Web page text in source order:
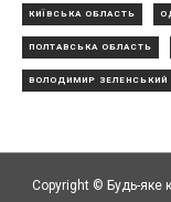
КИЇВСЬКА ОБЛАСТЬ
ПОЛТАВСЬКА ОБЛАСТЬ
ВОЛОДИМИР ЗЕЛЕНСЬКИЙ
Copyright © Будь-яке